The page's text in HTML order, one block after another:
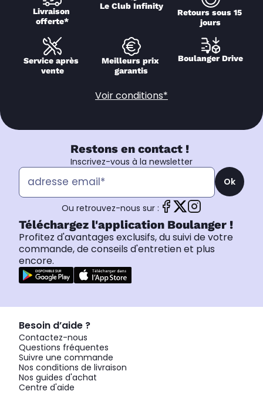
Livraison
offerte*
Le Club Infinity
Retours sous 15
jours
Service après
vente
Meilleurs prix
garantis
Boulanger Drive
Voir conditions*
Restons en contact !
Inscrivez-vous à la newsletter
Ok
Ou retrouvez-nous sur :
Téléchargez l'application Boulanger !
Profitez d'avantages exclusifs, du suivi de votre
commande, de conseils d'entretien et plus
encore.
Besoin d’aide ?
Contactez-nous
Questions fréquentes
Suivre une commande
Nos conditions de livraison
Nos guides d'achat
Centre d'aide